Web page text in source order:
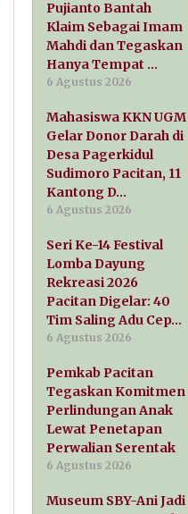
Pujianto Bantah
Klaim Sebagai Imam
Mahdi dan Tegaskan
Hanya Tempat …
6 Agustus 2026
Mahasiswa KKN UGM
Gelar Donor Darah di
Desa Pagerkidul
Sudimoro Pacitan, 11
Kantong D…
6 Agustus 2026
Seri Ke-14 Festival
Lomba Dayung
Rekreasi 2026
Pacitan Digelar: 40
Tim Saling Adu Cep…
6 Agustus 2026
Pemkab Pacitan
Tegaskan Komitmen
Perlindungan Anak
Lewat Penetapan
Perwalian Serentak
6 Agustus 2026
Museum SBY-Ani Jadi